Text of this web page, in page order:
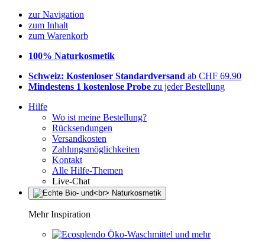
zur Navigation
zum Inhalt
zum Warenkorb
100% Naturkosmetik
Schweiz: Kostenloser Standardversand ab CHF 69.90
Mindestens 1 kostenlose Probe zu jeder Bestellung
Hilfe
Wo ist meine Bestellung?
Rücksendungen
Versandkosten
Zahlungsmöglichkeiten
Kontakt
Alle Hilfe-Themen
Live-Chat
Mehr Inspiration
Öko-Waschmittel und mehr